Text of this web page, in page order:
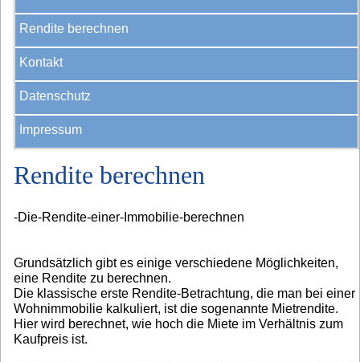
Rendite berechnen
Kontakt
Datenschutz
Impressum
Rendite berechnen
-Die-Rendite-einer-Immobilie-berechnen
Grundsätzlich gibt es einige verschiedene Möglichkeiten,
eine Rendite zu berechnen.
Die klassische erste Rendite-Betrachtung, die man bei einer
Wohnimmobilie kalkuliert, ist die sogenannte Mietrendite.
Hier wird berechnet, wie hoch die Miete im Verhältnis zum
Kaufpreis ist.